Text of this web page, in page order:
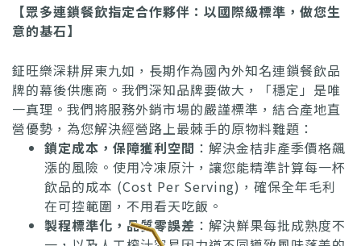
【眾多連鎖餐飲指定合作夥伴：以國際級標準，做您生
意的基石】
鉦旺樂深耕屏東九如，長期作為國內外知名連鎖餐飲品
牌的幕後供應商。我們深知品牌要做大，「穩定」是唯
一真理。我們將服務外銷市場的嚴謹標準，結合產地直
營優勢，為您解決經營路上最棘手的原物料難題：
鎖定成本，保障獲利空間 ：解決金桔非產季價格飆
漲的風險。使用冷凍原汁，讓您能精準計算每一杯
飲品的成本 (Cost Per Serving)，確保全年毛利
在可控範圍，不用看天吃飯。
製程標準化，品質零誤差 ：解決鮮果每批成熟度不